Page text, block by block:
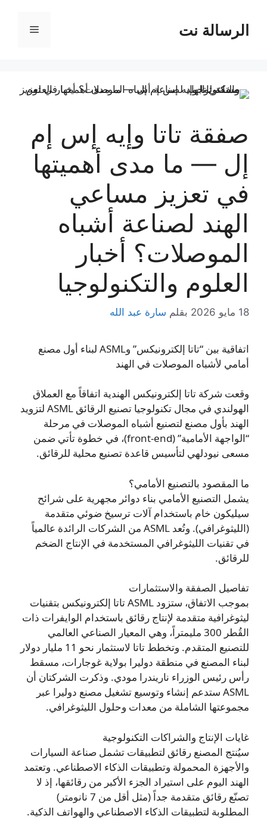
المحتوىالرسالة نت القائمة
صفقة تاتا وإيه إس إم
إل — ما مدى أهميتها
في تعزيز مساعي
الهند لصناعة أشباه
الموصلات؟ أخبار
العلوم والتكنولوجيا
18 مايو 2026 بقلم سارة عبد الله
اتفاقية بين “تاتا إلكترونيكس” وASML لبناء أول مصنع
أمامي لأشباه الموصلات في الهند
وقعت شركة تاتا إلكترونيكس الهندية اتفاقاً مع العملاق
الهولندي في مجال تكنولوجيا تصنيع الرقائق ASML لتزويد
الهند بأول مصنع لتصنيع أشباه الموصلات في مرحلة
“الواجهة الأمامية” (front-end)، في خطوة تأتي ضمن
مسعى نيودلهي لتأسيس قاعدة تصنيع محلية للرقائق.
ما المقصود بالتصنيع الأمامي؟
يشمل التصنيع الأمامي بناء دوائر مجهرية على شرائح
سيليكون خام باستخدام آلات ترسيخ ضوئي متقدمة
(الليثوغرافي). وتُعد ASML من الشركات الرائدة عالمياً
في تقنيات الليثوغرافي المستخدمة في الإنتاج الضخم
للرقائق.
تفاصيل الصفقة والاستثمارات
بموجب الاتفاق، ستزود ASML تاتا إلكترونيكس بتقنيات
ليثوغرافية متقدمة لإنتاج رقائق باستخدام الوايفرات ذات
القُطر 300 مليمتراً، وهي المعيار الصناعي العالمي
للتصنيع المتقدم. وتخطط تاتا لاستثمار نحو 11 مليار دولار
لبناء المصنع في منطقة دوليرا بولاية غوجارات، مسقط
رأس رئيس الوزراء ناريندرا مودي. وذكرت الشركتان أن
ASML ستدعم إنشاء وتوسيع تشغيل مصنع دوليرا عبر
مجموعتها الشاملة من معدات وحلول الليثوغرافي.
غايات الإنتاج والشراكات التكنولوجية
سيُنتج المصنع رقائق لتطبيقات تشمل صناعة السيارات
والأجهزة المحمولة وتطبيقات الذكاء الاصطناعي. وتعتمد
الهند اليوم على استيراد الجزء الأكبر من رقائقها، إذ لا
تصنّع رقائق متقدمة جداً (مثل أقل من 7 نانومتر)
المطلوبة لتطبيقات الذكاء الاصطناعي والهواتف الذكية.